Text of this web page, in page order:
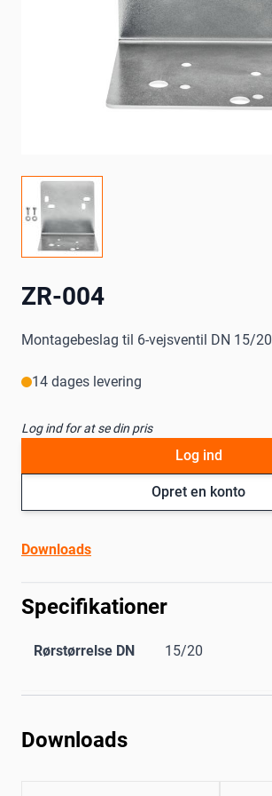
ZR-004
Montagebeslag til 6-vejsventil DN 15/20
14 dages levering
Log ind for at se din pris
Opret en konto
Log ind
Downloads
Specifikationer
Rørstørrelse DN 15/20
Downloads